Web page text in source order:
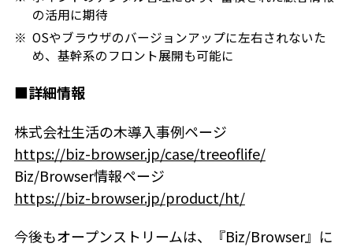
の活用に期待
OSやブラウザのバージョンアップに左右されないた
め、基幹系のフロント展開も可能に
■詳細情報
株式会社生活の木導入事例ページ
https://biz-browser.jp/case/treeoflife/
Biz/Browser情報ページ
https://biz-browser.jp/product/ht/
今後もオープンストリームは、『Biz/Browser』に